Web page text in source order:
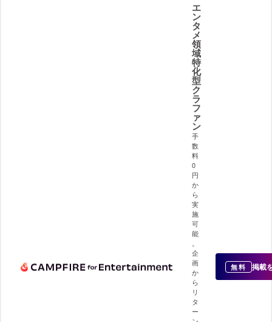
エ
ン
タ
メ
領
域
特
化
型
ク
ラ
フ
ァ
ン
手
数
料
0
円
か
ら
実
施
可
能
。
企
画
か
ら
リ
タ
ー
無料 掲載